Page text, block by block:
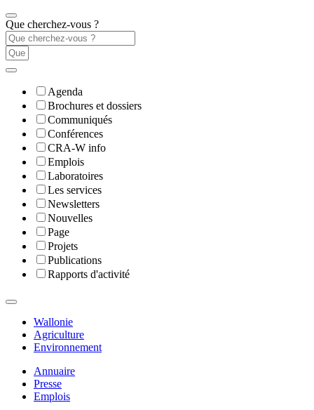
Que cherchez-vous ?
Agenda
Brochures et dossiers
Communiqués
Conférences
CRA-W info
Emplois
Laboratoires
Les services
Newsletters
Nouvelles
Page
Projets
Publications
Rapports d'activité
Wallonie
Agriculture
Environnement
Annuaire
Presse
Emplois